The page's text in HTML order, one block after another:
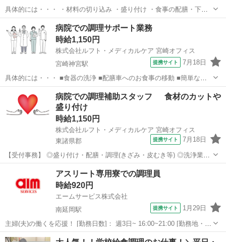
具体的には・・・ ・材料の切り込み ・盛り付け ・食事の配膳・下膳
・食器洗浄 など チームワークを大切に、みんなで協力しながら働ける
環境です！ 調理経験や調理師免許は一切不要！ 派遣社員
★Medicalcare C...
宮崎市 宮崎神宮駅 キッチン
病院での調理サポート業務
時給1,150円
株式会社ルフト・メディカルケア 宮崎オフィス
宮崎神宮駅
提携サイト 7月18日
具体的には・・・ ■食器の洗浄 ■配膳車へのお食事の移動 ■簡単な盛
り付け など 丁寧にステップを踏んで先輩スタッフがレクチャーしてく
れます！ 段階を踏んで業務の幅を広げていくことができるため、 安心
感を持って業務に慣れ...
宮崎神宮駅 キッチン
病院での調理補助スタッフ 食材のカットや
盛り付け
時給1,150円
株式会社ルフト・メディカルケア 宮崎オフィス
東諸県郡
提携サイト 7月18日
【受付事務】 ◎盛り付け・配膳・調理(きざみ・皮むき等) ◎洗浄業務
◎清掃業務 などをお願いします。 チームワークを大切に、みんなで協
力しながら働ける環境です！ 調理経験や調理師免許は一切不要！ 料理
をすることがお好き...
キッチン
アスリート専用寮での調理員
時給920円
エームサービス株式会社
南延岡駅
提携サイト 1月29日
主婦(夫)の働くを応援！ [勤務日数]： 週3日~ 16:00~21:00 [勤務地・最
寄駅]： 宮崎県延岡市構口町2-198-1 旭化成サザンぴあかまえぐち
宮崎 延岡市 南延岡駅 その他